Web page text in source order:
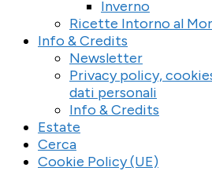
Inverno
Ricette Intorno al
Info & Credits
Newsletter
Privacy policy,
dati personali
Info & Credits
Estate
Cerca
Cookie Policy (UE)